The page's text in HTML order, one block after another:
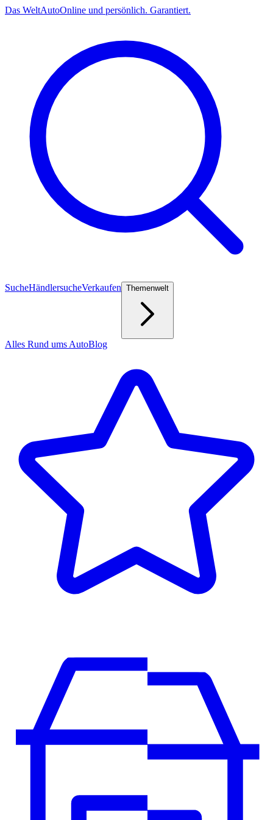
Das WeltAutoOnline und persönlich. Garantiert.
SucheHändlersucheVerkaufen Themenwelt
Alles Rund ums AutoBlog